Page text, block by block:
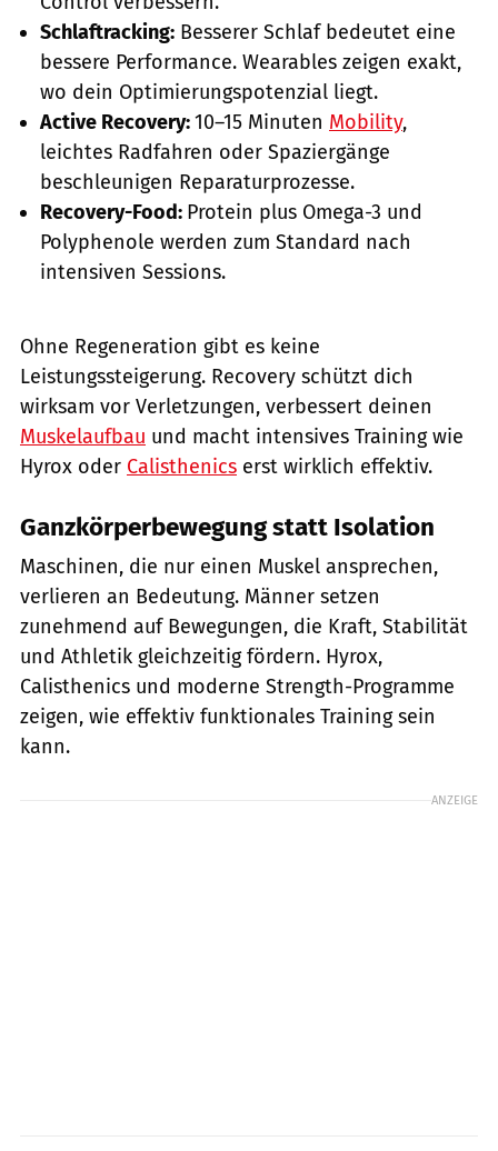
Schlaftracking: Besserer Schlaf bedeutet eine
bessere Performance. Wearables zeigen exakt,
wo dein Optimierungspotenzial liegt.
Active Recovery:10–15 Minuten Mobility,
leichtes Radfahren oder Spaziergänge
beschleunigen Reparaturprozesse.
Recovery-Food: Protein plus Omega-3 und
Polyphenole werden zum Standard nach
intensiven Sessions.
Ohne Regeneration gibt es keine
Leistungssteigerung. Recovery schützt dich
wirksam vor Verletzungen, verbessert deinen
Muskelaufbau und macht intensives Training wie
Hyrox oder Calisthenics erst wirklich effektiv.
Ganzkörperbewegung statt Isolation
Maschinen, die nur einen Muskel ansprechen,
verlieren an Bedeutung. Männer setzen
zunehmend auf Bewegungen, die Kraft, Stabilität
und Athletik gleichzeitig fördern. Hyrox,
Calisthenics und moderne Strength-Programme
zeigen, wie effektiv funktionales Training sein
kann.
ANZEIGE